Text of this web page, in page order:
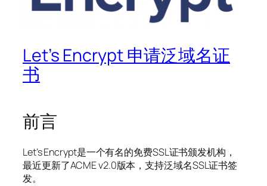
Let’s Encrypt 申请泛域名证
书
前言
Let’s Encrypt是一个有名的免费SSL证书颁发机构，
最近更新了ACME v2.0版本，支持泛域名SSL证书签
发。